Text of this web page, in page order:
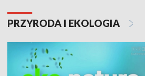
PRZYRODA I EKOLOGIA